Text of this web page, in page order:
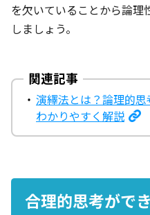
を欠いていることから論理
しましょう。
演繹法とは？論理的
わかりやすく解説
合理的思考がで